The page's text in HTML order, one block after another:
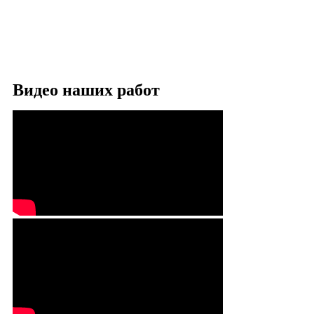
Видео наших работ